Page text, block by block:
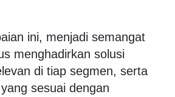
ini, menjadi semangat
menghadirkan solusi
di tiap segmen, serta
sesuai dengan